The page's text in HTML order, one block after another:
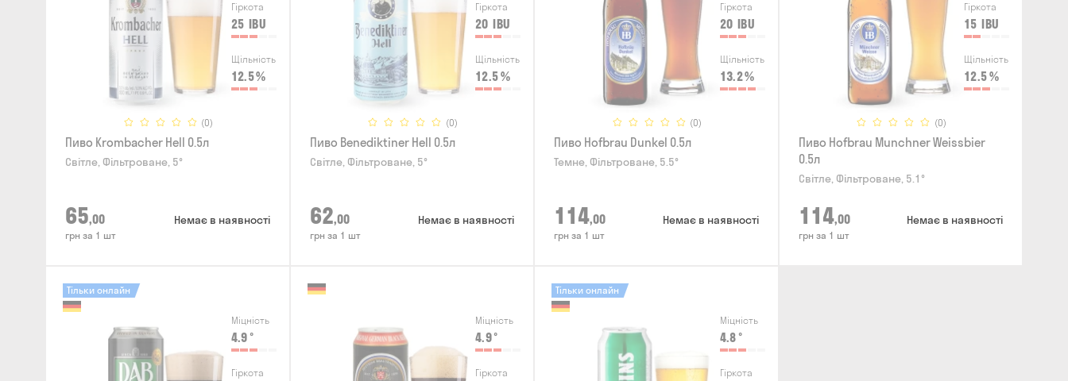
Гіркота
25 IBU
Щільність
12.5%
(0)
Пиво Krombacher Hell 0.5л
Світле, Фільтроване, 5°
65,00
грн за 1 шт
Немає в наявності
Гіркота
20 IBU
Щільність
12.5%
(0)
Пиво Benediktiner Hell 0.5л
Світле, Фільтроване, 5°
62,00
грн за 1 шт
Немає в наявності
Гіркота
20 IBU
Щільність
13.2%
(0)
Пиво Hofbrau Dunkel 0.5л
Темне, Фільтроване, 5.5°
114,00
грн за 1 шт
Немає в наявності
Гіркота
15 IBU
Щільність
12.5%
(0)
Пиво Hofbrau Munchner Weissbier
0.5л
Світле, Фільтроване, 5.1°
114,00
грн за 1 шт
Немає в наявності
Міцність
4.9 °
Гіркота
Тільки онлайн
Міцність
4.9°
Гіркота
Міцність
4.8 °
Гіркота
Тільки онлайн